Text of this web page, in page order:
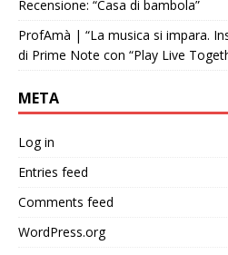
Recensione: “Casa di bambola”
ProfAmà | “La musica si impara.
di Prime Note con “Play Live
META
Log in
Entries feed
Comments feed
WordPress.org